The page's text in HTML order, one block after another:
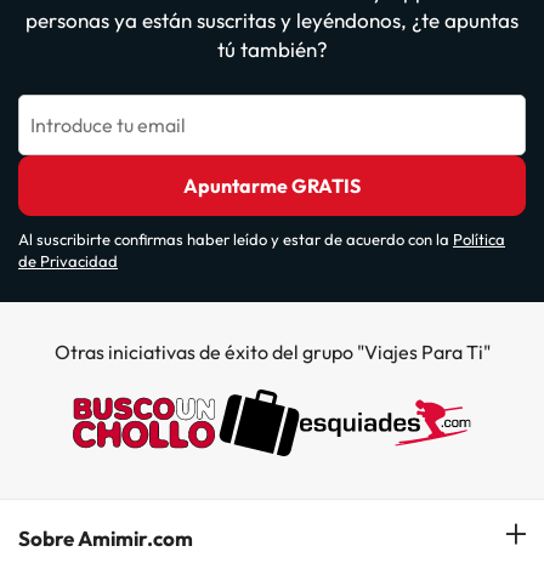
personas ya están suscritas y leyéndonos, ¿te apuntas
tú también?
Introduce tu email
Apuntarme GRATIS
Al suscribirte confirmas haber leído y estar de acuerdo con la Política
de Privacidad
Otras iniciativas de éxito del grupo "Viajes Para Ti"
Sobre Amimir.com